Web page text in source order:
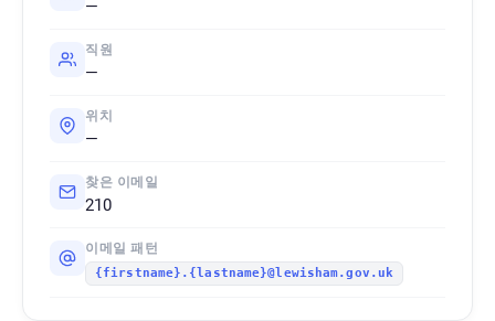
—
직원
—
위치
—
찾은 이메일
210
이메일 패턴
{firstname}.{lastname}@lewisham.gov.uk